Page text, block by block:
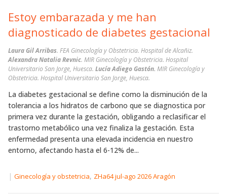
Estoy embarazada y me han
diagnosticado de diabetes gestacional
Laura Gil Arribas. FEA Ginecología y Obstetricia. Hospital de Alcañiz.
Alexandra Natalia Revnic. MIR Ginecología y Obstetricia. Hospital
Universitario San Jorge, Huesca. Lucía Adiego Gastón. MIR Ginecología y
Obstetricia. Hospital Universitario San Jorge, Huesca.
La diabetes gestacional se define como la disminución de la
tolerancia a los hidratos de carbono que se diagnostica por
primera vez durante la gestación, obligando a reclasificar el
trastorno metabólico una vez finaliza la gestación. Esta
enfermedad presenta una elevada incidencia en nuestro
entorno, afectando hasta el 6-12% de...
| Ginecología y obstetricia, ZHa64 jul-ago 2026 Aragón